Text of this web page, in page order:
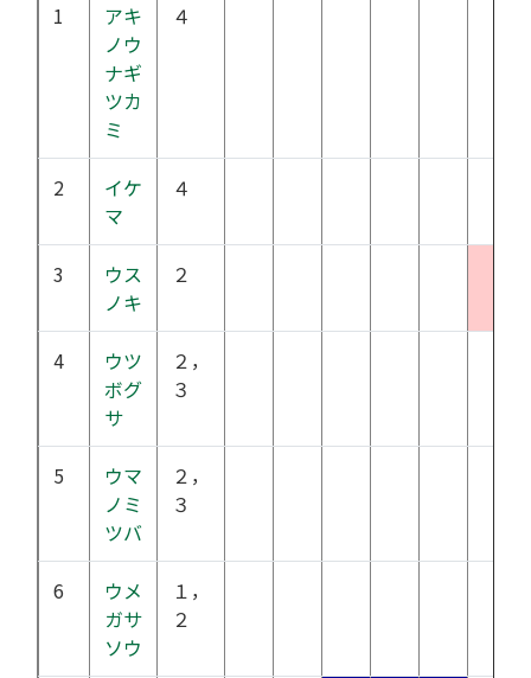
1
アキ
ノウ
ナギ
ツカ
ミ
４
2
イケ
マ
４
3
ウス
ノキ
２
4
ウツ
ボグ
サ
２，
３
5
ウマ
ノミ
ツバ
２，
３
6
ウメ
ガサ
ソウ
１，
２